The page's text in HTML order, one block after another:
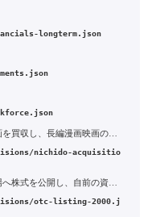
longterm.json
1956年 短編の外注先だった日動映画を買収し、長編漫画映画の専属スタジオへ改組
nichido-acquisitio
2000年 東映の子会社のまま店頭市場へ株式を公開し、自前の資金調達手段を持つ
otc-listing-2000.j